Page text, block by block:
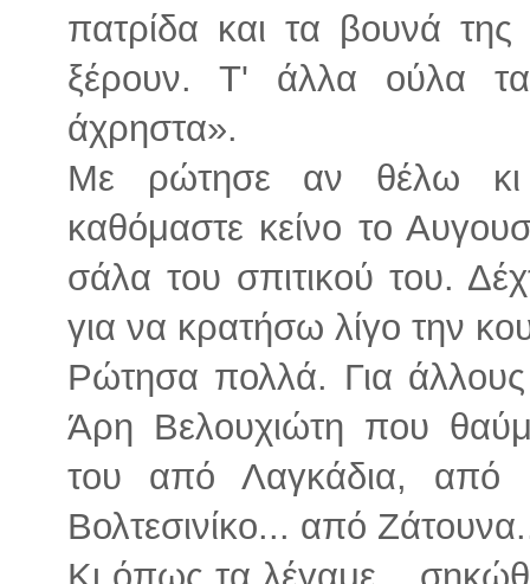
πατρίδα και τα βουνά
ξέρουν. Τ' άλλα ούλα
άχρηστα».
Με ρώτησε αν θέλω κι
καθόμαστε κείνο το
σάλα του σπιτικού του.
για να κρατήσω λίγο την
Ρώτησα πολλά. Για
Άρη Βελουχιώτη που
του από Λαγκάδια, από
Βολτεσινίκο... από
Κι όπως τα λέγαμε...